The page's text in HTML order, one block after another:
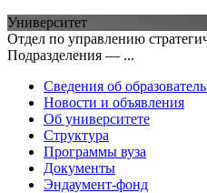
Университет
Отдел по управлению
Подразделения — ...
Сведения об
Новости и объявления
Об университете
Структура
Программы вуза
Документы
Эндаумент-фонд